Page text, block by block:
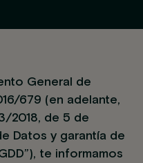
General de
679 (en adelante,
2018, de 5 de
Datos y garantía de
te informamos